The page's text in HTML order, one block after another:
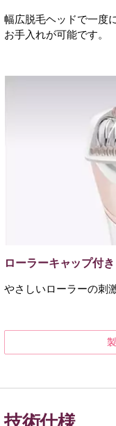
幅広脱毛ヘッドで一度
お手入れが可能です。
ローラーキャップ付き
やさしいローラーの刺
技術仕様